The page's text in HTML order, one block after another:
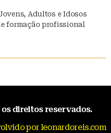
Adultos e Idosos
formação profissional
os direitos reservados.
por leonardoreis.com